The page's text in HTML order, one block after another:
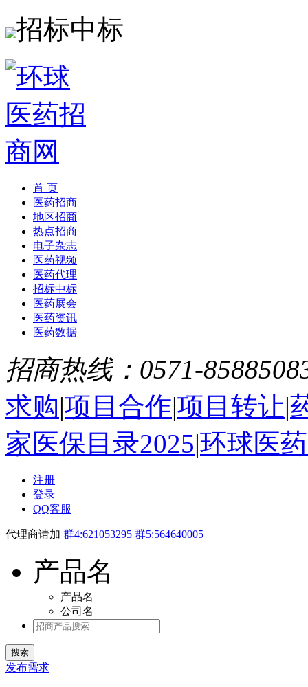
招标中标
首 页
医药招商
地区招商
热点招商
电子杂志
医药视频
医药代理
招标中标
医药展会
医药资讯
医药数据
招商热线：0571-
求购|项目合作|项目转让|
家医保目录2025|环球医
注册
登录
QQ客服
代理商请加 群4:621053295 群5:564640005
产品名
产品名
公司名
发布需求